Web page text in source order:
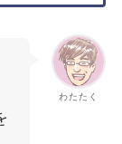
わたたく